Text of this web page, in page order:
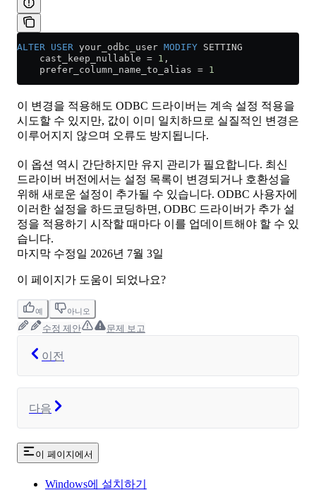
ALTER USER your_odbc_user MODIFY SETTING
    cast_keep_nullable
= 1 ,
    prefer_column_name_to_alias
= 1
이 변경을 적용해도 ODBC 드라이버는 계속 설정 적용을
시도할 수 있지만, 값이 이미 일치하므로 실질적인 변경은
이루어지지 않으며 오류도 방지됩니다.
이 옵션 역시 간단하지만 유지 관리가 필요합니다. 최신
드라이버 버전에서는 설정 목록이 변경되거나 호환성을
위해 새로운 설정이 추가될 수 있습니다. ODBC 사용자에
이러한 설정을 하드코딩하면, ODBC 드라이버가 추가 설
정을 적용하기 시작할 때마다 이를 업데이트해야 할 수 있
습니다.
마지막 수정일 2026년 7월 3일
이 페이지가 도움이 되었나요?
예 아니오
수정 제안 문제 보고
이전
다음
이 페이지에서
Windows에 설치하기